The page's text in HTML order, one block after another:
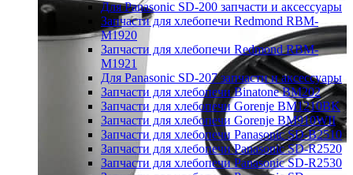
Для Panasonic SD-200 запчасти и аксессуары
Запчасти для хлебопечи Redmond RBM-
M1920
Запчасти для хлебопечи Redmond RBM-
M1921
Для Panasonic SD-207 запчасти и аксессуары
Запчасти для хлебопечи Binatone BM202
Запчасти для хлебопечи Gorenje BM1210BK
Запчасти для хлебопечи Gorenje BM910WII
Запчасти для хлебопечи Panasonic SD-B2510
Запчасти для хлебопечи Panasonic SD-R2520
Запчасти для хлебопечи Panasonic SD-R2530